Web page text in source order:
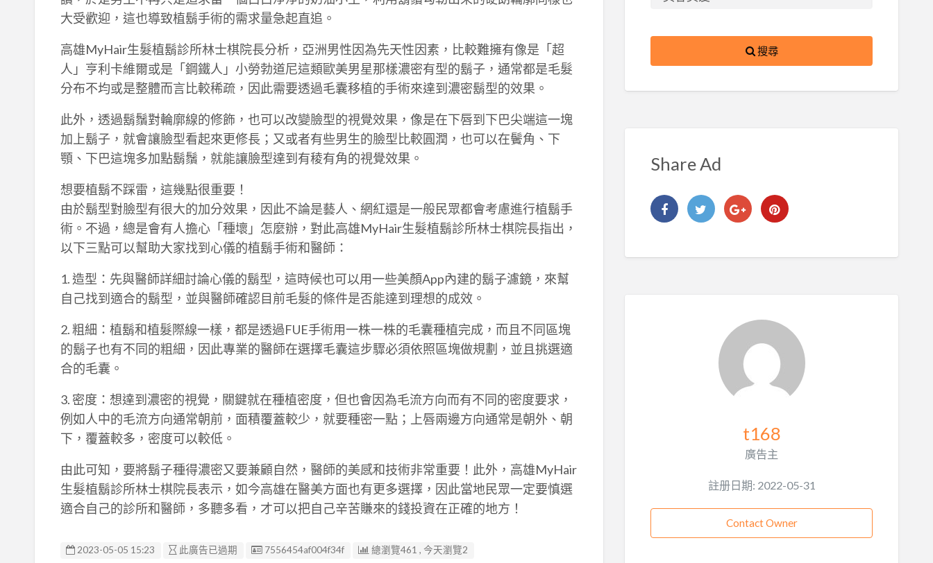
大受歡迎，這也導致植鬍手術的需求量急起直追。
高雄MyHair生髮植鬍診所林士棋院長分析，亞洲男性因為先天性因素，比較難擁有像是「超
人」亨利卡維爾或是「鋼鐵人」小勞勃道尼這類歐美男星那樣濃密有型的鬍子，通常都是毛髮
分布不均或是整體而言比較稀疏，因此需要透過毛囊移植的手術來達到濃密鬍型的效果。
此外，透過鬍鬚對輪廓線的修飾，也可以改變臉型的視覺效果，像是在下唇到下巴尖端這一塊
加上鬍子，就會讓臉型看起來更修長；又或者有些男生的臉型比較圓潤，也可以在鬢角、下
顎、下巴這塊多加點鬍鬚，就能讓臉型達到有稜有角的視覺效果。
想要植鬍不踩雷，這幾點很重要！
由於鬍型對臉型有很大的加分效果，因此不論是藝人、網紅還是一般民眾都會考慮進行植鬍手
術。不過，總是會有人擔心「種壞」怎麼辦，對此高雄MyHair生髮植鬍診所林士棋院長指出，
以下三點可以幫助大家找到心儀的植鬍手術和醫師：
1. 造型：先與醫師詳細討論心儀的鬍型，這時候也可以用一些美顏App內建的鬍子濾鏡，來幫
自己找到適合的鬍型，並與醫師確認目前毛髮的條件是否能達到理想的成效。
2. 粗細：植鬍和植髮際線一樣，都是透過FUE手術用一株一株的毛囊種植完成，而且不同區塊
的鬍子也有不同的粗細，因此專業的醫師在選擇毛囊這步驟必須依照區塊做規劃，並且挑選適
合的毛囊。
3. 密度：想達到濃密的視覺，關鍵就在種植密度，但也會因為毛流方向而有不同的密度要求，
例如人中的毛流方向通常朝前，面積覆蓋較少，就要種密一點；上唇兩邊方向通常是朝外、朝
下，覆蓋較多，密度可以較低。
由此可知，要將鬍子種得濃密又要兼顧自然，醫師的美感和技術非常重要！此外，高雄MyHair
生髮植鬍診所林士棋院長表示，如今高雄在醫美方面也有更多選擇，因此當地民眾一定要慎選
適合自己的診所和醫師，多聽多看，才可以把自己辛苦賺來的錢投資在正確的地方！
2023-05-05 15:23 此廣告已過期 廣告编號
7556454af004f34f 總瀏覽461 , 今天瀏覽2
搜尋
Share Ad
t168
廣告主
註册日期: 2022-05-31
Contact Owner